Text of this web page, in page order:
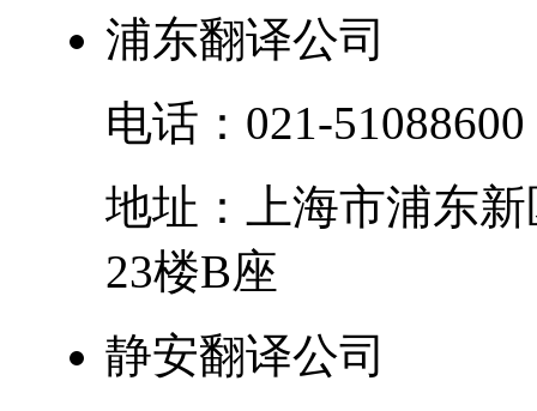
浦东翻译公司
电话： 021-51088600
地址：
上海市浦东新
23楼B座
静安翻译公司